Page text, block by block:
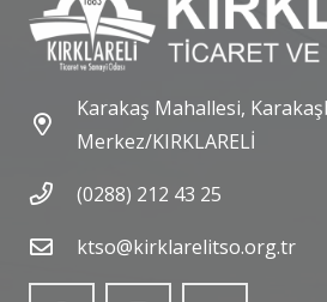
Karakaş Mahallesi,
Merkez/KIRKLARELİ
(0288) 212 43 25
ktso@kirklarelitso.org.tr